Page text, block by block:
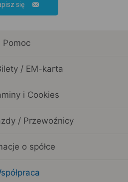
się
Pomoc
/ EM-karta
i Cookies
/ Przewoźnicy
o spółce